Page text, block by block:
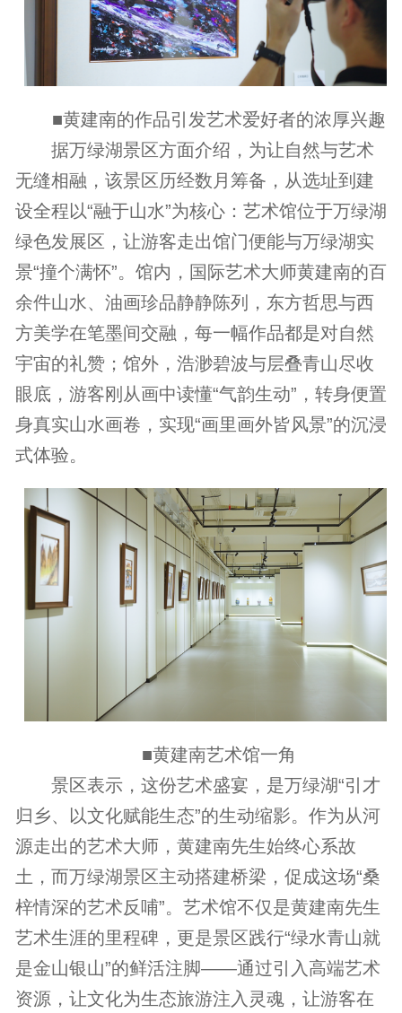
■黄建南的作品引发艺术爱好者的浓厚兴趣
据万绿湖景区方面介绍，为让自然与艺术
无缝相融，该景区历经数月筹备，从选址到建
设全程以“融于山水”为核心：艺术馆位于万绿湖
绿色发展区，让游客走出馆门便能与万绿湖实
景“撞个满怀”。馆内，国际艺术大师黄建南的百
余件山水、油画珍品静静陈列，东方哲思与西
方美学在笔墨间交融，每一幅作品都是对自然
宇宙的礼赞；馆外，浩渺碧波与层叠青山尽收
眼底，游客刚从画中读懂“气韵生动”，转身便置
身真实山水画卷，实现“画里画外皆风景”的沉浸
式体验。
■黄建南艺术馆一角
景区表示，这份艺术盛宴，是万绿湖“引才
归乡、以文化赋能生态”的生动缩影。作为从河
源走出的艺术大师，黄建南先生始终心系故
土，而万绿湖景区主动搭建桥梁，促成这场“桑
梓情深的艺术反哺”。艺术馆不仅是黄建南先生
艺术生涯的里程碑，更是景区践行“绿水青山就
是金山银山”的鲜活注脚——通过引入高端艺术
资源，让文化为生态旅游注入灵魂，让游客在